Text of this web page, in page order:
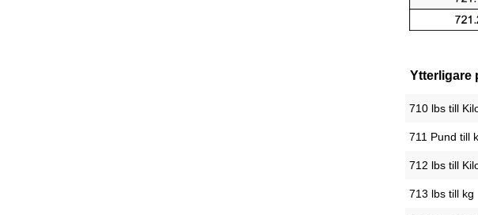
Ytterligare
710 lbs till
711 Pund till
712 lbs till
713 lbs till kg